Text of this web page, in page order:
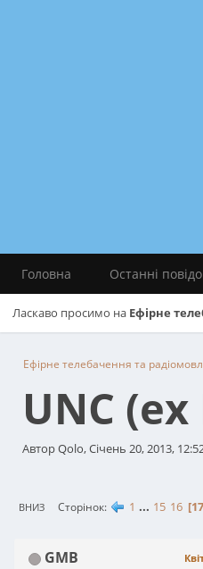
Головна Останні
Ласкаво просимо на Ефірне
Ефірне телебачення та
UNC
Автор Qolo, Січень 20, 2013,
ВНИЗ Сторінок 1 ... 15 16 17
GMB